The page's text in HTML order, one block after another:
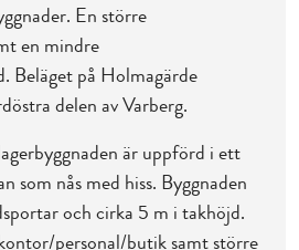
En större
en mindre
Beläget på Holmagärde
delen av Varberg.
är uppförd i ett
som nås med hiss. Byggnaden
och cirka 5 m i takhöjd.
personal/butik samt större